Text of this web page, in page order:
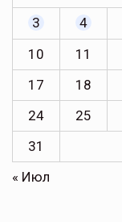
3
4
10
11
17
18
24
25
31
« Июл